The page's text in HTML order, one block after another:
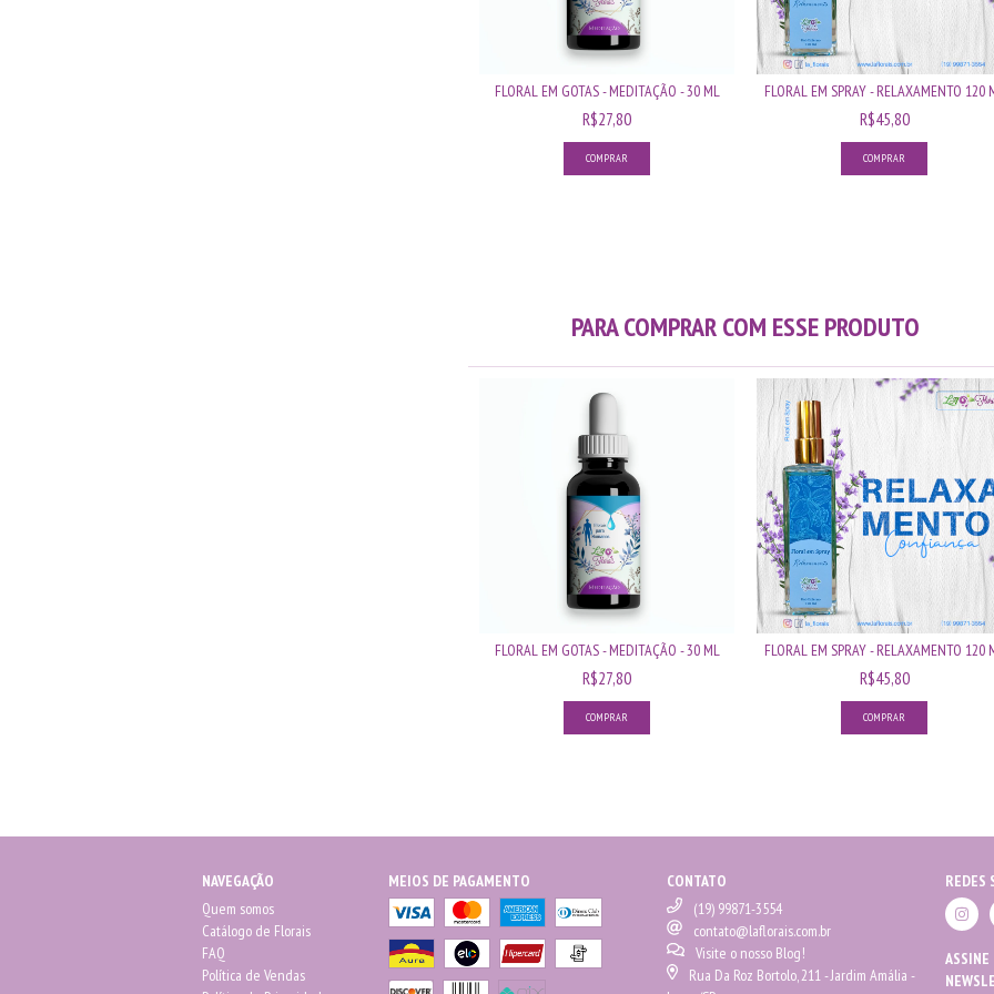
FLORAL EM GOTAS - MEDITAÇÃO - 30 ML
R$27,80
FLORAL EM SPRAY - RELAXAMENTO 120
R$45,80
PARA COMPRAR COM ESSE PRODUTO
FLORAL EM GOTAS - MEDITAÇÃO - 30 ML
R$27,80
FLORAL EM SPRAY - RELAXAMENTO 120
R$45,80
NAVEGAÇÃO
Quem somos
Catálogo de Florais
FAQ
Política de Vendas
MEIOS DE PAGAMENTO
CONTATO
(19) 99871-3554
contato@laflorais.com.br
Visite o nosso Blog!
Rua Da Roz Bortolo, 211 - Jardim Amália -
REDES
ASSINE